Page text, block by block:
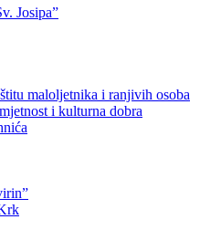
Josipa”
maloljetnika i ranjivih osoba
i kulturna dobra